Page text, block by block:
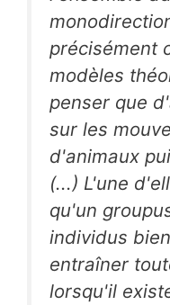
précisément
modèles
penser que
sur les
d'animaux
(...) L'une
qu'un
individus
entraîner
lorsqu'il